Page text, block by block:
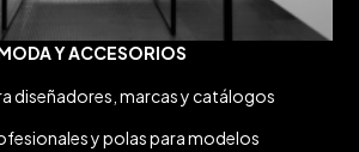
Y ACCESORIOS
diseñadores, marcas y catálogos
y polas para modelos